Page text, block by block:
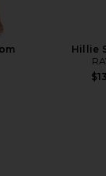
price:
Hillie